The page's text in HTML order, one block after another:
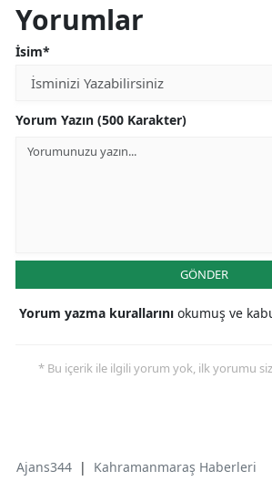
Yorumlar
İsim*
Yorum Yazın (500 Karakter)
GÖNDER
Yorum yazma kurallarını okumuş ve
* Bu içerik ile ilgili yorum yok, ilk yorumu siz
Ajans344 | Kahramanmaraş Haberleri